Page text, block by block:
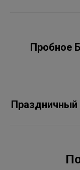
Пробное
Праздничный